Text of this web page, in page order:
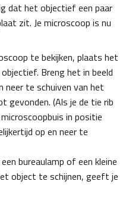
dat het objectief een paar
zit. Je microscoop is nu
te bekijken, plaats het
Breng het in beeld
neer te schuiven van het
gevonden. (Als je de tie rib
in positie
op en neer te
bureaulamp of een kleine
object te schijnen, geeft je